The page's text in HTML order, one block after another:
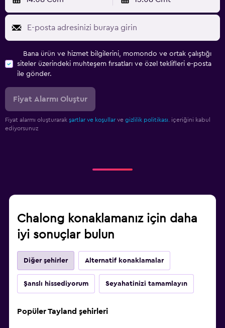
Bana ürün ve hizmet bilgilerini, momondo ve ortak çalıştığı
siteler üzerindeki muhteşem fırsatları ve özel teklifleri e-posta
ile gönder.
Fiyat Alarmı Oluştur
Fiyat alarmı oluşturarak şartlar ve koşullar ve gizlilik politikası.
içeriğini kabul
ediyorsunuz
Chalong konaklamanız için daha
iyi sonuçlar bulun
Diğer şehirler Alternatif konaklamalar
Şanslı hissediyorum Seyahatinizi tamamlayın
Popüler Tayland şehirleri